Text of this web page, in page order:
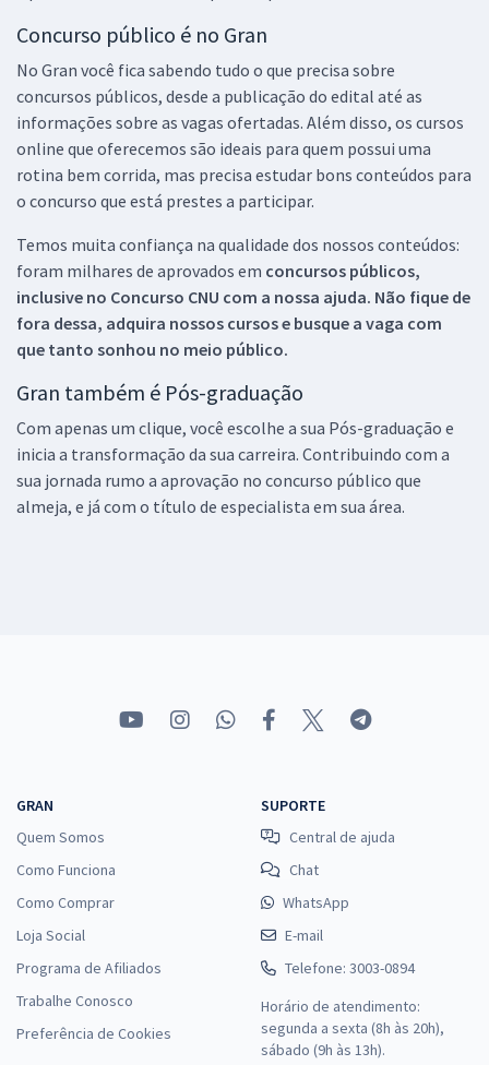
Concurso público é no Gran
No Gran você fica sabendo tudo o que precisa sobre
concursos públicos, desde a publicação do edital até as
informações sobre as vagas ofertadas. Além disso, os cursos
online que oferecemos são ideais para quem possui uma
rotina bem corrida, mas precisa estudar bons conteúdos para
o concurso que está prestes a participar.
Temos muita confiança na qualidade dos nossos conteúdos:
foram milhares de aprovados em concursos públicos,
inclusive no Concurso CNU com a nossa ajuda. Não fique de
fora dessa, adquira nossos cursos e busque a vaga com
que tanto sonhou no meio público.
Gran também é Pós-graduação
Com apenas um clique, você escolhe a sua Pós-graduação e
inicia a transformação da sua carreira. Contribuindo com a
sua jornada rumo a aprovação no concurso público que
almeja, e já com o título de especialista em sua área.
GRAN
Quem Somos
Como Funciona
Como Comprar
Loja Social
Programa de Afiliados
Trabalhe Conosco
Preferência de Cookies
SUPORTE
Central de ajuda
Chat
WhatsApp
E-mail
Telefone: 3003-0894
Horário de atendimento:
segunda a sexta (8h às 20h),
sábado (9h às 13h).